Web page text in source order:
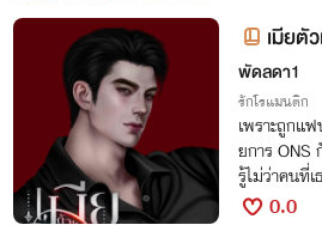
ขายอะไรดี
เมียตั
พัดลดา1
รักโรแมนติก
เพราะถูกแ
ยการ ONS
รู้ไม่ว่าคนที่
สาว และเ
0.0